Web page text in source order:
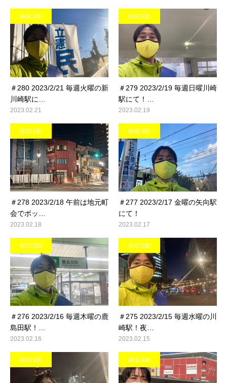
街頭活動
＃280 2023/2/21 毎週火曜の新
川崎駅に…
2023.02.21
街頭活動
＃279 2023/2/19 毎週日曜川崎
駅にて！…
2023.02.19
街頭活動
＃278 2023/2/18 午前は地元町
会でボッ…
2023.02.18
街頭活動
＃277 2023/2/17 金曜の矢向駅
にて！
2023.02.17
街頭活動
＃276 2023/2/16 毎週木曜の鹿
島田駅！…
2023.02.16
街頭活動
＃275 2023/2/15 毎週水曜の川
崎駅！夜…
2023.02.15
街頭活動 街頭活動